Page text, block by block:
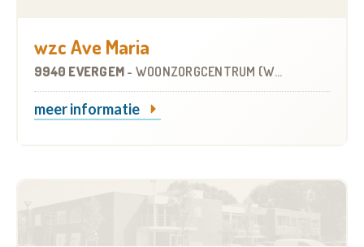
wzc Ave Maria
9940 EVERGEM - WOONZORGCENTRUM (WZC)
meer informatie